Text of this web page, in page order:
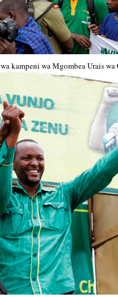
kampeni wa Mgombea Urais